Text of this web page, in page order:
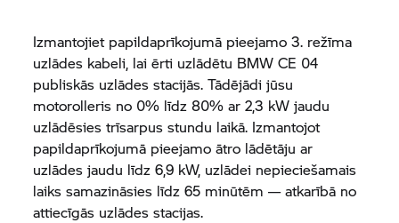
Izmantojiet papildaprīkojumā pieejamo 3. režīma
uzlādes kabeli, lai ērti uzlādētu BMW CE 04
publiskās uzlādes stacijās. Tādējādi jūsu
motorolleris no 0% līdz 80% ar 2,3 kW jaudu
uzlādēsies trīsarpus stundu laikā. Izmantojot
papildaprīkojumā pieejamo ātro lādētāju ar
uzlādes jaudu līdz 6,9 kW, uzlādei nepieciešamais
laiks samazināsies līdz 65 minūtēm — atkarībā no
attiecīgās uzlādes stacijas.